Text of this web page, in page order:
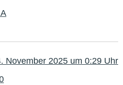
November 2025 um 0:29 Uhr